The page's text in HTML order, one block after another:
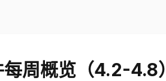
周概览（4.2-4.8）